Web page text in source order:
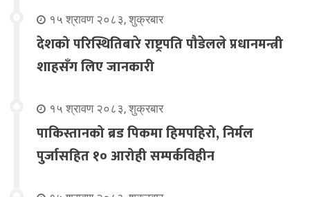
१५ श्रावण २०८३, शुक्रबार
देशको परिस्थितिबारे राष्ट्रपति पौडेलले प्रधानमन्त्री
शाहसँग लिए जानकारी
१५ श्रावण २०८३, शुक्रबार
पाकिस्तानको ब्रड पिकमा हिमपहिरो, निर्मल
पुर्जासहित १० आरोही सम्पर्कविहीन